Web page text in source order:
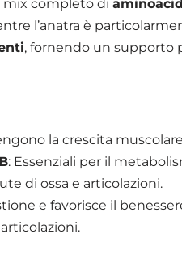
mix completo di
l’anatra è
, fornendo un supporto
la crescita
: Essenziali per il
di ossa e articolazioni.
e favorisce il